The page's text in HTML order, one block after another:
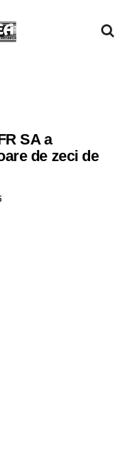
SA a
de zeci de